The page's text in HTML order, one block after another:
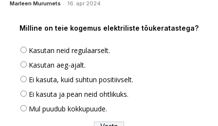
Marleen Murumets - 16. apr 2024
Milline on teie kogemus elektriliste tõukeratastega?
Kasutan neid regulaarselt.
Kasutan aeg-ajalt.
Ei kasuta, kuid suhtun positiivselt.
Ei kasuta ja pean neid ohtlikuks.
Mul puudub kokkupuude.